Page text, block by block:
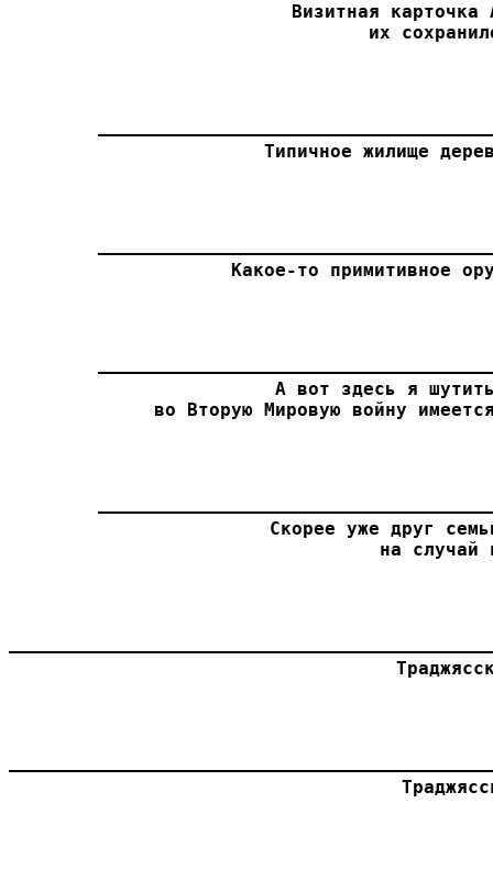
Визитная
их
Типичное жилище
Какое-то примитивное
А вот здесь я
во Вторую Мировую войну
Скорее уже друг
на случай